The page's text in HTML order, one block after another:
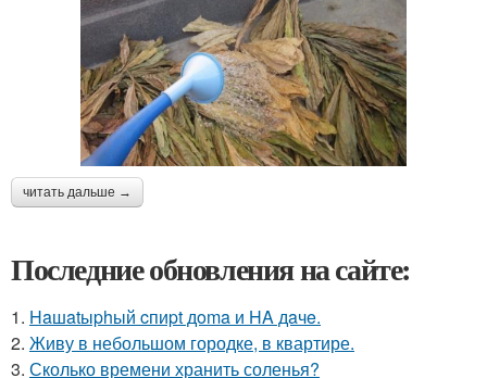
читать дальше →
Последние обновления на сайте:
1. Haшatыphый cпиpt дoma и HA дaчe.
2. Живу в небольшом городке, в квартире.
3. Сколько времени хранить соленья?